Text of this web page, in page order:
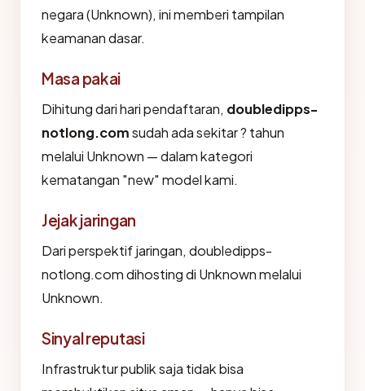
negara (Unknown), ini memberi tampilan
keamanan dasar.
Masa pakai
Dihitung dari hari pendaftaran, doubledipps-
notlong.comsudah ada sekitar ? tahun
melalui Unknown — dalam kategori
kematangan "new" model kami.
Jejak jaringan
Dari perspektif jaringan, doubledipps-
notlong.com dihosting di Unknown melalui
Unknown.
Sinyal reputasi
Infrastruktur publik saja tidak bisa